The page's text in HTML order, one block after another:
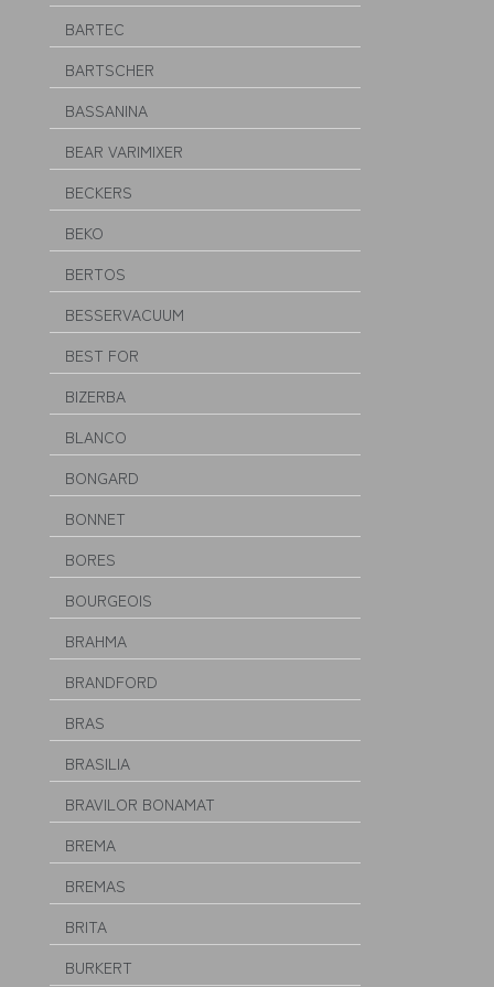
BARTEC
BARTSCHER
BASSANINA
BEAR VARIMIXER
BECKERS
BEKO
BERTOS
BESSERVACUUM
BEST FOR
BIZERBA
BLANCO
BONGARD
BONNET
BORES
BOURGEOIS
BRAHMA
BRANDFORD
BRAS
BRASILIA
BRAVILOR BONAMAT
BREMA
BREMAS
BRITA
BURKERT